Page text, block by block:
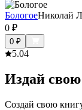
БологоеНиколай
0 ₽
0 ₽
5.04
Издай
Создай свою